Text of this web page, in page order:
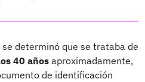
determinó que se trataba de
40 años aproximadamente,
de identificación